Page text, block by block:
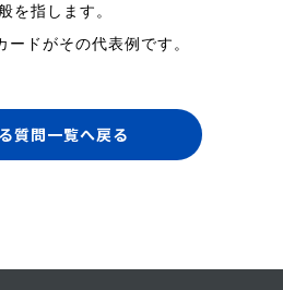
を指します。
ドがその代表例です。
質問一覧へ戻る